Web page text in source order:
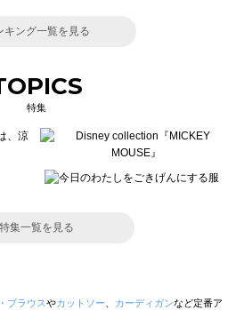
キング一覧を見る
特集
特集一覧を見る
ブラウスやカットソー カーディガンなど定番ア